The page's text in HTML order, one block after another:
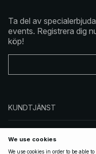
Ta del av
events. Registrera dig
köp!
KUNDTJÄNST